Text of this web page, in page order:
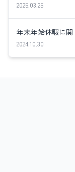
2025.03.25
年末年始休暇に関
2024.10.30
カ